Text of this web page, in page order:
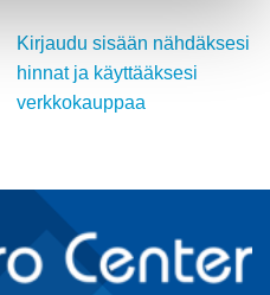
Kirjaudu sisään nähdäksesi
hinnat ja käyttääksesi
verkkokauppaa